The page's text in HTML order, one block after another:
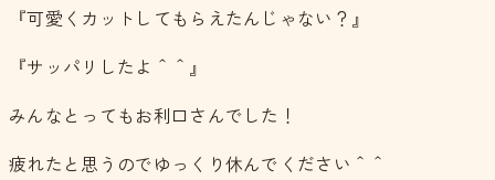
『可愛くカットしてもらえたんじゃない？』
『サッパリしたよ＾＾』
みんなとってもお利口さんでした！
疲れたと思うのでゆっくり休んでください＾＾